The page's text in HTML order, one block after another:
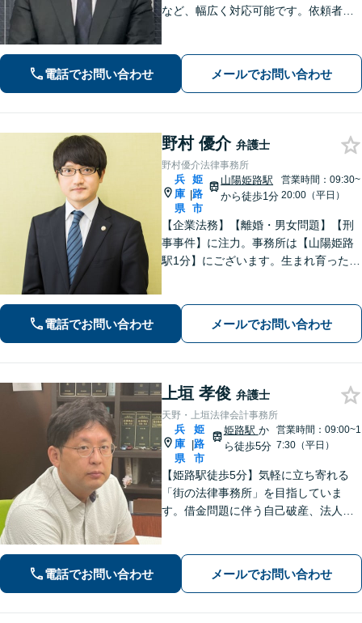
など、幅広く対応可能です。依頼者さ
ます。また、問題となっている背景事
情にも気を配り、根本的な解決を目指
電話でお問い合わせ メールでお問い合わせ
野村 優介 弁護士
野村優介法律事務所
兵
庫
県
|
姫
路
市
山陽姫路駅
から徒歩1分
営業時間：09:30~
20:00（平日）
【企業法務】【離婚・男女問題】【刑
事事件】に注力。事務所は【山陽姫路
駅1分】にございます。生まれ育った故
たいと考えています。【電話相談可
能】お気軽にご相談ください。
電話でお問い合わせ メールでお問い合わせ
上垣 孝俊 弁護士
天野・上垣法律会計事務所
兵
庫
県
|
姫
路
市
姫路駅 か
ら徒歩5分
営業時間：09:00~1
7:30（平日）
【姫路駅徒歩5分】気軽に立ち寄れる
「街の法律事務所」を目指していま
す。借金問題に伴う自己破産、法人破
しっかり耳を傾けサポートいたしま
す。【初回相談無料】【個室対応】
電話でお問い合わせ メールでお問い合わせ